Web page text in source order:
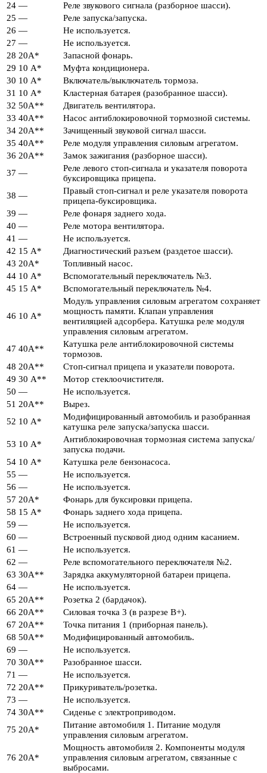
24 —
Реле звукового сигнала (разборное шасси).
25 —
Реле запуска/запуска.
26 —
Не используется.
27 —
Не используется.
28 20А*
Запасной фонарь.
29 10 А*
Муфта кондиционера.
30 10 А*
Включатель/выключатель тормоза.
31 10 А*
Кластерная батарея (разобранное шасси).
32 50А**
Двигатель вентилятора.
33 40А**
Насос антиблокировочной тормозной системы.
34 20А**
Зачищенный звуковой сигнал шасси.
35 40А**
Реле модуля управления силовым агрегатом.
36 20А**
Замок зажигания (разборное шасси).
37 —
Реле левого стоп-сигнала и указателя поворота
буксировщика прицепа.
38 —
Правый стоп-сигнал и реле указателя поворота
прицепа-буксировщика.
39 —
Реле фонаря заднего хода.
40 —
Реле мотора вентилятора.
41 —
Не используется.
42 15 А*
Диагностический разъем (раздетое шасси).
43 20А*
Топливный насос.
44 10 А*
Вспомогательный переключатель №3.
45 15 А* Вспомогательный переключатель №4.
46 10 А*
Модуль управления силовым агрегатом сохраняет
мощность памяти. Клапан управления
вентиляцией адсорбера. Катушка реле модуля
управления силовым агрегатом.
47 40А**
Катушка реле антиблокировочной системы
тормозов.
48 20А**
Стоп-сигнал прицепа и указатели поворота.
49 30 А**
Мотор стеклоочистителя.
50 —
Не используется.
51 20А**
Вырез.
52 10 А*
Модифицированный автомобиль и разобранная
катушка реле запуска/запуска шасси.
53 10 А*
Антиблокировочная тормозная система запуска/
запуска подачи.
54 10 А*
Катушка реле бензонасоса.
55 —
Не используется.
56 —
Не используется.
57 20А*
Фонарь для буксировки прицепа.
58 15 А*
Фонарь заднего хода прицепа.
59 —
Не используется.
60 —
Встроенный пусковой диод одним касанием.
61 —
Не используется.
62 —
Реле вспомогательного переключателя №2.
63 30А**
Зарядка аккумуляторной батареи прицепа.
64 —
Не используется.
65 20А**
Розетка 2 (бардачок).
66 20А**
Силовая точка 3 (в разрезе B+).
67 20А**
Точка питания 1 (приборная панель).
68 50А**
Модифицированный автомобиль.
69 —
Не используется.
70 30А**
Разобранное шасси.
71 —
Не используется.
72 20А**
Прикуриватель/розетка.
73 —
Не используется.
74 30А**
Сиденье с электроприводом.
75 20А*
Питание автомобиля 1. Питание модуля
управления силовым агрегатом.
76 20А*
Мощность автомобиля 2. Компоненты модуля
управления силовым агрегатом, связанные с
выбросами.